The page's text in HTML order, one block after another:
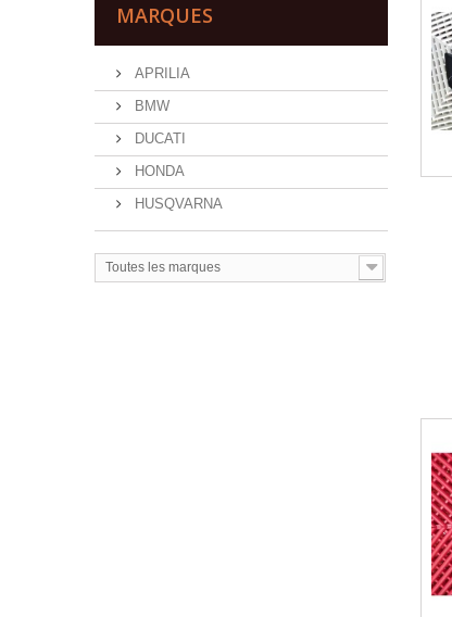
MARQUES
APRILIA
BMW
DUCATI
HONDA
HUSQVARNA
Toutes les marques